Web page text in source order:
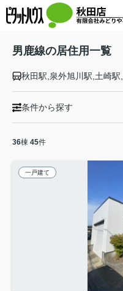
男鹿線の居住用一覧
条件から探す
36棟 45件
一戸建て